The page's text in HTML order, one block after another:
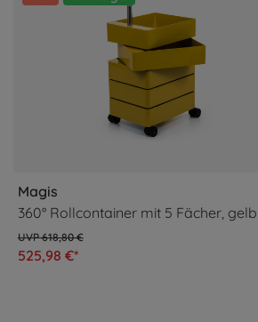
Magis
360° Rollcontainer mit 5 Fächer, gelb
525,98 €*
618,80 €